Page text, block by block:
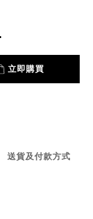
立即購買
送貨及付款方式